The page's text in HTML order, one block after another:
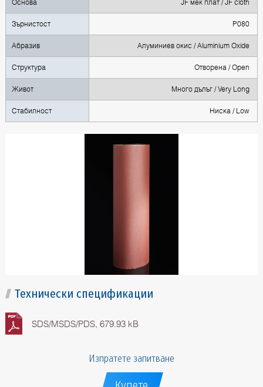
Основа JF мек плат / JF cloth
Зърнистост P080
Абразив Алуминиев окис / Aluminium Oxide
Структура Отворена / Open
Живот Много дълъг / Very Long
Стабилност Ниска / Low
Технически спецификации
SDS/MSDS/PDS, 679.93 kB
Изпратете запитване